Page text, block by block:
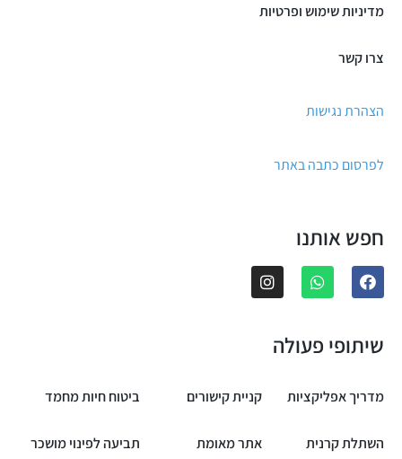
מדיניות שימוש ופרטיות
צרו קשר
הצהרת נגישות
לפרסום כתבה באתר
חפש אותנו
שיתופי פעולה
מדריך אפליקציות קניית קישורים ביטוח חיות מחמד
השתלת קרנית אתר מאומת תביעה לפינוי מושכר